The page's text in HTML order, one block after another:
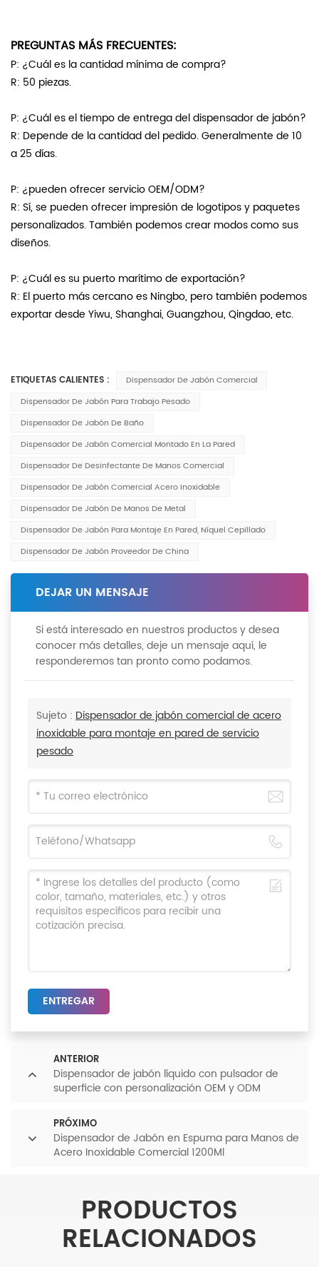
PREGUNTAS MÁS FRECUENTES:
P: ¿Cuál es la cantidad mínima de compra?
R: 50 piezas.
P: ¿Cuál es el tiempo de entrega del dispensador de jabón?
R: Depende de la cantidad del pedido. Generalmente de 10
a 25 días.
P: ¿pueden ofrecer servicio OEM/ODM?
R: Sí, se pueden ofrecer impresión de logotipos y paquetes
personalizados. También podemos crear modos como sus
diseños.
P: ¿Cuál es su puerto marítimo de exportación?
R: El puerto más cercano es Ningbo, pero también podemos
exportar desde Yiwu, Shanghai, Guangzhou, Qingdao, etc.
ETIQUETAS CALIENTES :
Dispensador De Jabón Comercial
Dispensador De Jabón Para Trabajo Pesado
Dispensador De Jabón De Baño
Dispensador De Jabón Comercial Montado En La Pared
Dispensador De Desinfectante De Manos Comercial
Dispensador De Jabón Comercial Acero Inoxidable
Dispensador De Jabón De Manos De Metal
Dispensador De Jabón Para Montaje En Pared, Níquel Cepillado
Dispensador De Jabón Proveedor De China
DEJAR UN MENSAJE
Si está interesado en nuestros productos y desea
conocer más detalles, deje un mensaje aquí, le
responderemos tan pronto como podamos.
Sujeto : Dispensador de jabón comercial de acero
inoxidable para montaje en pared de servicio
pesado
ENTREGAR
ANTERIOR
Dispensador de jabón líquido con pulsador de
superficie con personalización OEM y ODM
PRÓXIMO
Dispensador de Jabón en Espuma para Manos de
Acero Inoxidable Comercial 1200Ml
PRODUCTOS
RELACIONADOS